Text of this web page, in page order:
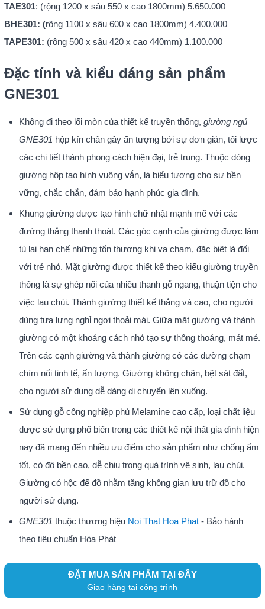
TAE301: (rộng 1200 x sâu 550 x cao 1800mm) 5.650.000
BHE301: (rộng 1100 x sâu 600 x cao 1800mm) 4.400.000
TAPE301: (rộng 500 x sâu 420 x cao 440mm) 1.100.000
Đặc tính và kiểu dáng sản phẩm
GNE301
Không đi theo lối mòn của thiết kế truyền thống, giường ngủ
GNE301 hộp kín chân gây ấn tượng bởi sự đơn giản, tối lược
các chi tiết thành phong cách hiện đại, trẻ trung. Thuộc dòng
giường hộp tạo hình vuông vắn, là biểu tượng cho sự bền
vững, chắc chắn, đảm bảo hạnh phúc gia đình.
Khung giường được tạo hình chữ nhật mạnh mẽ với các
đường thẳng thanh thoát. Các góc cạnh của giường được làm
tù lại hạn chế những tổn thương khi va chạm, đặc biệt là đối
với trẻ nhỏ. Mặt giường được thiết kế theo kiểu giường truyền
thống là sự ghép nối của nhiều thanh gỗ ngang, thuận tiện cho
việc lau chùi. Thành giường thiết kế thẳng và cao, cho người
dùng tựa lưng nghỉ ngơi thoải mái. Giữa mặt giường và thành
giường có một khoảng cách nhỏ tạo sự thông thoáng, mát mẻ.
Trên các cạnh giường và thành giường có các đường chạm
chìm nổi tinh tế, ấn tượng. Giường không chân, bệt sát đất,
cho người sử dụng dễ dàng di chuyển lên xuống.
Sử dụng gỗ công nghiệp phủ Melamine cao cấp, loại chất liệu
được sử dụng phổ biến trong các thiết kế nội thất gia đình hiện
nay đã mang đến nhiều ưu điểm cho sản phẩm như chống ẩm
tốt, có độ bền cao, dễ chịu trong quá trình vệ sinh, lau chùi.
Giường có hộc để đồ nhằm tăng không gian lưu trữ đồ cho
người sử dụng.
GNE301 thuộc thương hiệu Noi That Hoa Phat- Bảo hành
theo tiêu chuẩn Hòa Phát
ĐẶT MUA SẢN PHẨM TẠI ĐÂY
Giao hàng tại công trình